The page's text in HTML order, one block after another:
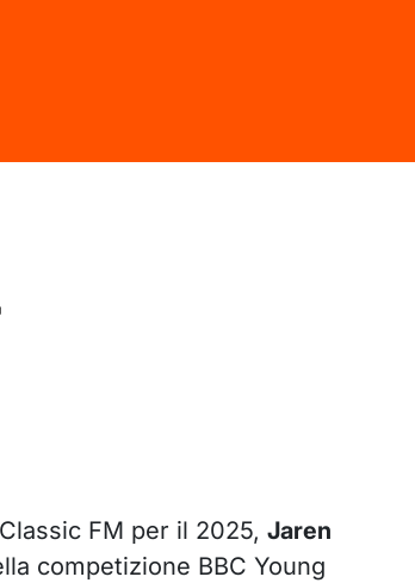
FM per il 2025, Jaren
competizione BBC Young